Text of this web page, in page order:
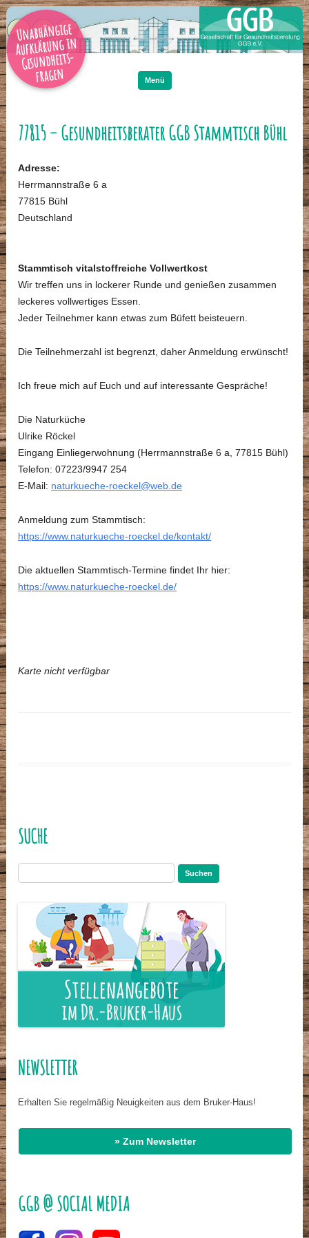
Unabhängige
Aufklärung in
Gesundheits-
fragen Menü
77815 – Gesundheitsberater GGB Stammtisch Bühl
Adresse:
Herrmannstraße 6 a
77815 Bühl
Deutschland
Stammtisch vitalstoffreiche Vollwertkost
Wir treffen uns in lockerer Runde und genießen zusammen
leckeres vollwertiges Essen.
Jeder Teilnehmer kann etwas zum Büfett beisteuern.
Die Teilnehmerzahl ist begrenzt, daher Anmeldung erwünscht!
Ich freue mich auf Euch und auf interessante Gespräche!
Die Naturküche
Ulrike Röckel
Eingang Einliegerwohnung (Herrmannstraße 6 a, 77815 Bühl)
Telefon: 07223/9947 254
E-Mail: naturkueche-roeckel@web.de
Anmeldung zum Stammtisch:
https://www.naturkueche-roeckel.de/kontakt/
Die aktuellen Stammtisch-Termine findet Ihr hier:
https://www.naturkueche-roeckel.de/
Karte nicht verfügbar
SUCHE
nach:
NEWSLETTER
Erhalten Sie regelmäßig Neuigkeiten aus dem Bruker-Haus!
» Zum Newsletter
GGB @ SOCIAL MEDIA